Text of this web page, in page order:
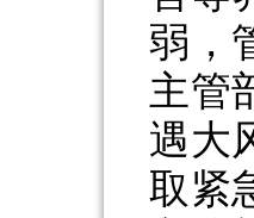
弱，
主管
遇大
取紧